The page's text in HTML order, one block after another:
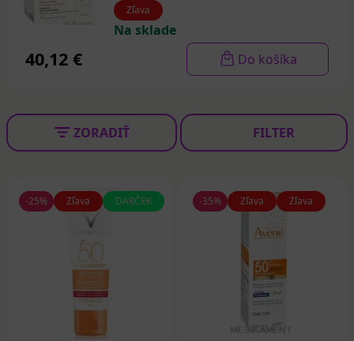
Zľava
Na sklade
40,12 € Do košíka
ZORADIŤ FILTER
-25% Zľava DARČEK -35% Zľava Zľava